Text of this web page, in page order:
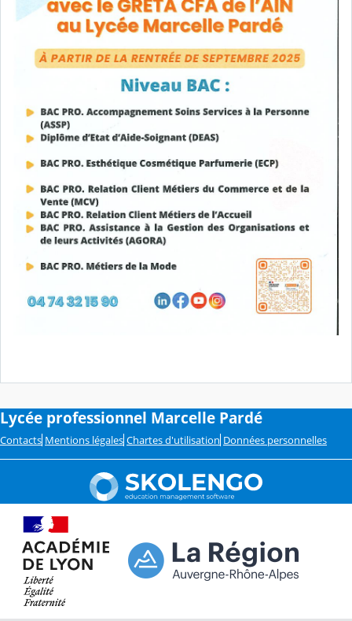
Lycée professionnel Marcelle Pardé
Contacts Mentions légales Chartes d'utilisation Données personnelles